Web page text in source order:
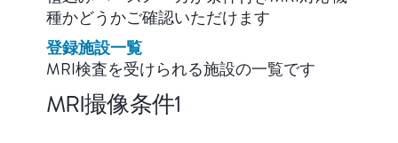
種かどうかご確認いただけます
登録施設一覧
MRI検査を受けられる施設の一覧です
MRI撮像条件1